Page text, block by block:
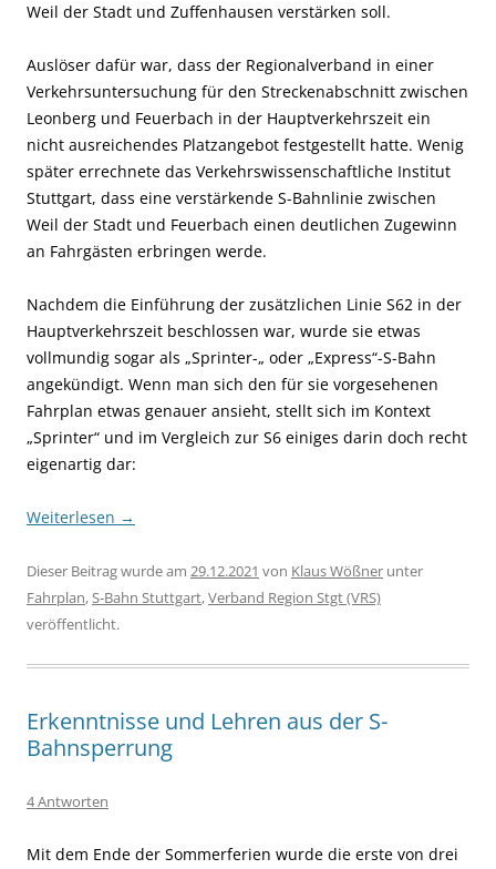
Weil der Stadt und Zuffenhausen verstärken soll.
Auslöser dafür war, dass der Regionalverband in einer
Verkehrsuntersuchung für den Streckenabschnitt zwischen
Leon­berg und Feuerbach in der Hauptverkehrszeit ein
nicht ausreichendes Platzangebot festgestellt hatte. Wenig
später errechnete das Verkehrswissenschaftliche Institut
Stuttgart, dass eine verstärkende S-Bahnlinie zwischen
Weil der Stadt und Feuerbach einen deutlichen Zugewinn
an Fahrgästen erbringen werde.
Nachdem die Einführung der zusätzlichen Linie S62 in der
Hauptverkehrszeit beschlossen war, wurde sie etwas
vollmundig sogar als „Sprinter-„ oder „Express“-S-Bahn
angekündigt. Wenn man sich den für sie vorgesehenen
Fahrplan etwas genauer ansieht, stellt sich im Kontext
„Sprinter“ und im Vergleich zur S6 einiges darin doch recht
eigenartig dar:
Weiterlesen →
Dieser Beitrag wurde am 29.12.2021 von Klaus Wößner unter
Fahrplan,S-Bahn Stuttgart,Verband Region Stgt (VRS)
veröffentlicht.
Erkenntnisse und Lehren aus der S-
Bahnsperrung
4 Antworten
Mit dem Ende der Sommerferien wurde die erste von drei